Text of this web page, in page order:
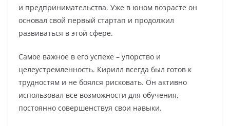
и предпринимательства. Уже в юном возрасте он
основал свой первый стартап и продолжил
развиваться в этой сфере.
Самое важное в его успехе – упорство и
целеустремленность. Кирилл всегда был готов к
трудностям и не боялся рисковать. Он активно
использовал все возможности для обучения,
постоянно совершенствуя свои навыки.